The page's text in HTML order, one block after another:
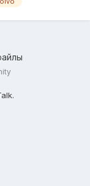
Volvo в полном